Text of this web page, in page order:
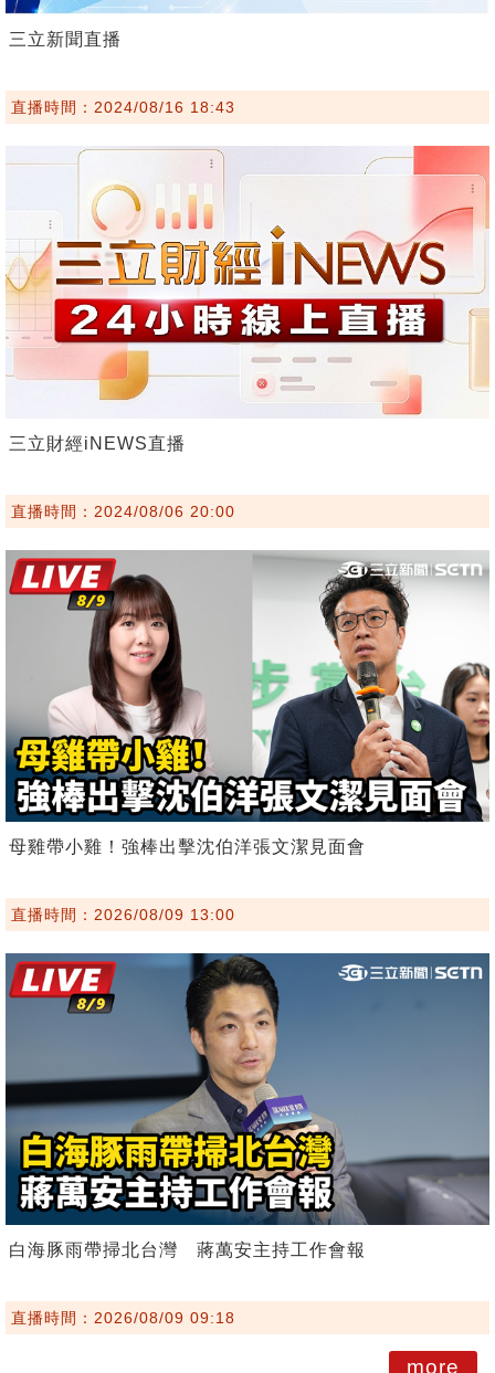
三立新聞直播
直播時間：2024/08/16 18:43
三立財經iNEWS直播
直播時間：2024/08/06 20:00
母雞帶小雞！強棒出擊沈伯洋張文潔見面會
直播時間：2026/08/09 13:00
白海豚雨帶掃北台灣 蔣萬安主持工作會報
直播時間：2026/08/09 09:18
more